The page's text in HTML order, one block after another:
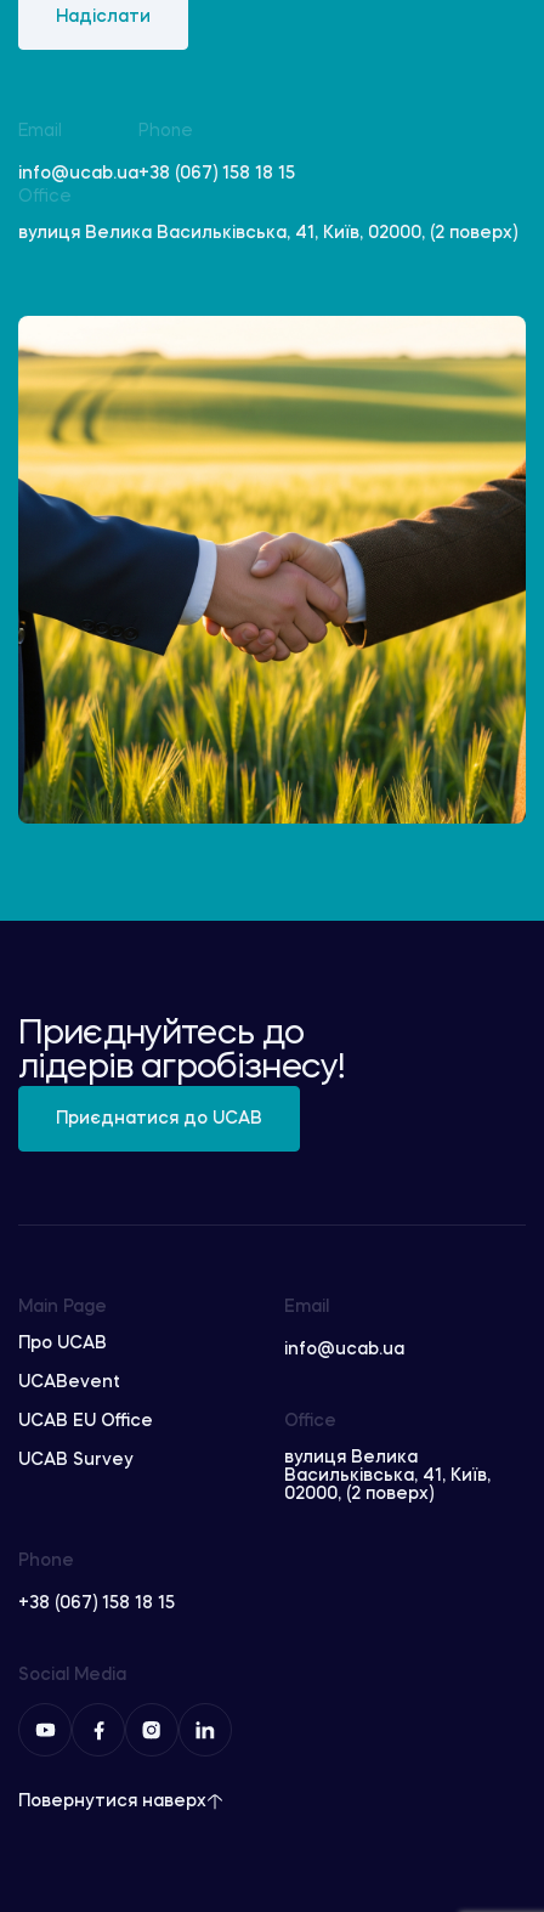
Надіслати
Email
info@ucab.ua
Phone
+38 (067) 158 18 15
Office
вулиця Велика Васильківська, 41, Київ, 02000, (2 поверх)
Приєднуйтесь до
лідерів агробізнесу!
Приєднатися до UCAB
Main Page
Про UCAB
UCABevent
UCAB EU Office
UCAB Survey
Email
info@ucab.ua
Phone
+38 (067) 158 18 15
Office
вулиця Велика
Васильківська, 41, Київ,
02000, (2 поверх)
Social Media
Повернутися наверх